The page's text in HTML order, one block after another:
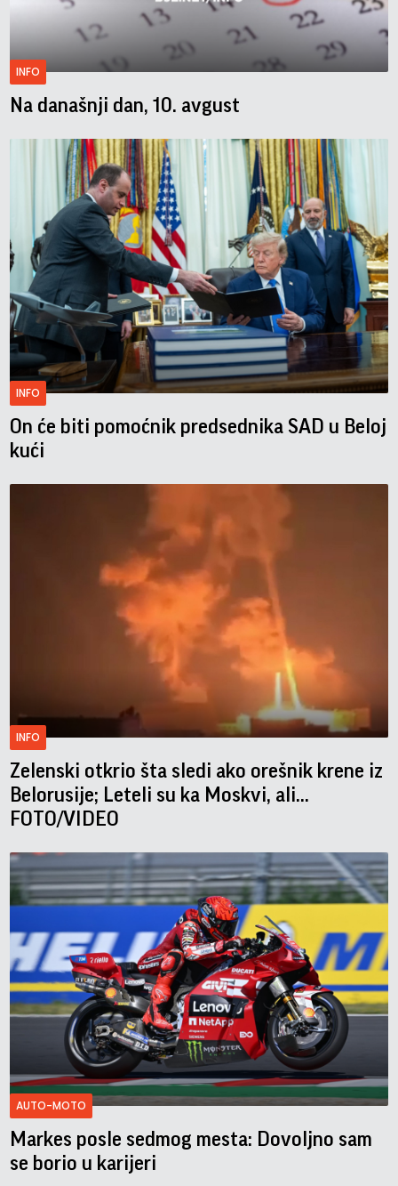
INFO
Na današnji dan, 10. avgust
INFO
On će biti pomoćnik predsednika SAD u Beloj
kući
INFO
Zelenski otkrio šta sledi ako orešnik krene iz
Belorusije; Leteli su ka Moskvi, ali...
FOTO/VIDEO
AUTO-MOTO
Markes posle sedmog mesta: Dovoljno sam
se borio u karijeri